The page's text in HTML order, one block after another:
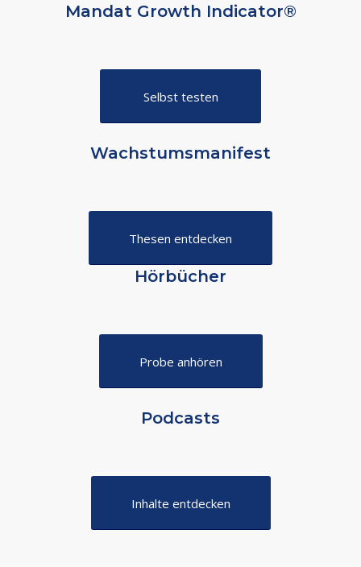
Mandat Growth Indicator®
Selbst testen
Wachstumsmanifest
Thesen entdecken
Hörbücher
Probe anhören
Podcasts
Inhalte entdecken